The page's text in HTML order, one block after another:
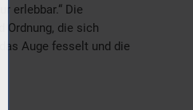
erlebbar.“ Die
Ordnung, die sich
Auge fesselt und die